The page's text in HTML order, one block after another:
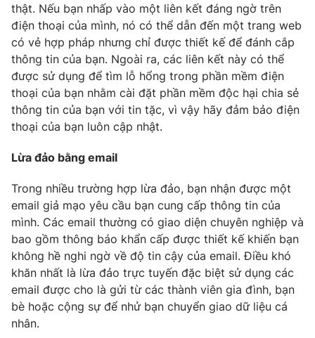
THỜI BÁO VTV
Theo dõi báo trên
Cơ quan báo chí:Thời báo VTV
Giấy phép hoạt động báo in và báo điện tử số 483/GP-BTTTT
cấp ngày 29/12/2023
Tổng Biên tập: Vũ Thanh Thủy
Phó Tổng Biên tập:Nguyễn Thị Mỹ Hạnh, Phạm Quốc Thắng,
Nguyễn Trọng Ninh
Tổng đài VTV:024.38 355 931 - 024.38 355 932
Ðiện thoại Thời báo VTV:
thật. Nếu bạn nhấp vào một liên kết đáng ngờ trên
điện thoại của mình, nó có thể dẫn đến một trang web
có vẻ hợp pháp nhưng chỉ được thiết kế để đánh cắp
thông tin của bạn. Ngoài ra, các liên kết này có thể
được sử dụng để tìm lỗ hổng trong phần mềm điện
thoại của bạn nhằm cài đặt phần mềm độc hại chia sẻ
thông tin của bạn với tin tặc, vì vậy hãy đảm bảo điện
thoại của bạn luôn cập nhật.
Lừa đảo bằng email
Trong nhiều trường hợp lừa đảo, bạn nhận được một
email giả mạo yêu cầu bạn cung cấp thông tin của
mình. Các email thường có giao diện chuyên nghiệp và
bao gồm thông báo khẩn cấp được thiết kế khiến bạn
không hề nghi ngờ về độ tin cậy của email. Điều khó
khăn nhất là lừa đảo trực tuyến đặc biệt sử dụng các
email được cho là gửi từ các thành viên gia đình, bạn
bè hoặc cộng sự để nhử bạn chuyển giao dữ liệu cá
nhân.